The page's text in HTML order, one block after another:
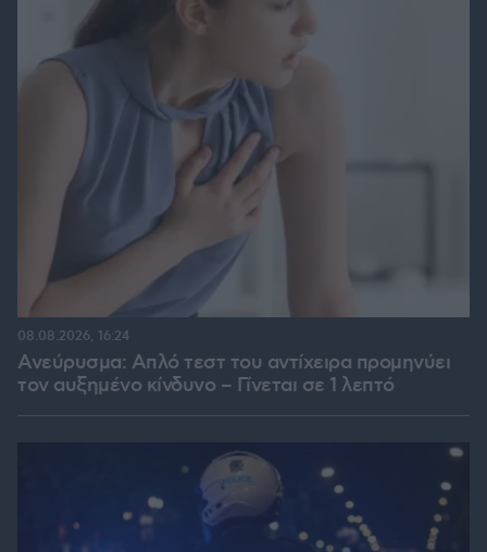
Ανεύρυσμα: Απλό τεστ του αντίχειρα προμηνύει
τον αυξημένο κίνδυνο – Γίνεται σε 1 λεπτό
08.08.2026, 16:24